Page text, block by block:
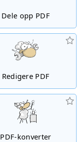
Dele opp PDF
Redigere PDF
PDF-konverter